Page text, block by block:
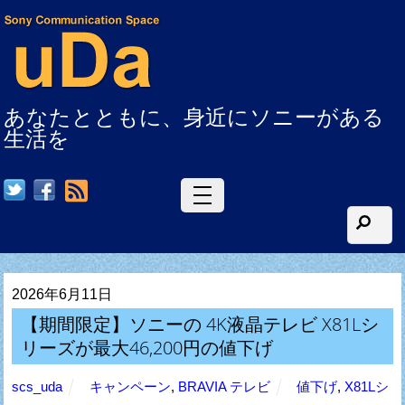
あなたとともに、身近にソニーがある
生活を
2026年6月11日
【期間限定】ソニーの 4K液晶テレビ X81Lシ
リーズが最大46,200円の値下げ
scs_uda キャンペーン, BRAVIA テレビ 値下げ,X81Lシ